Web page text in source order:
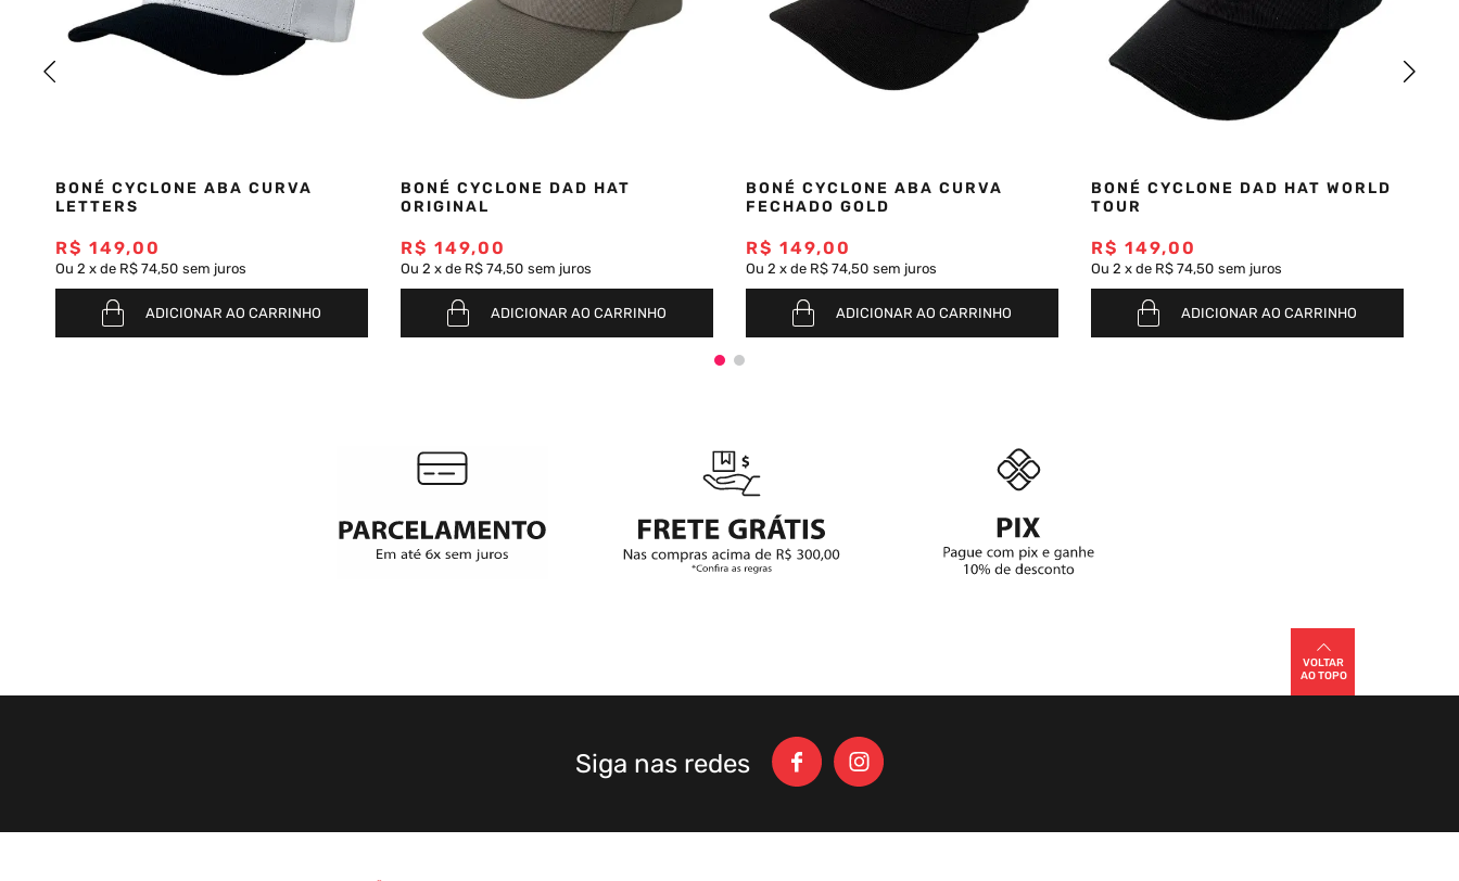
BONÉ CYCLONE ABA CURVA
LETTERS
R$ 149,00
Ou 2 x de R$ 74,50 sem juros
ADICIONAR AO CARRINHO
BONÉ CYCLONE DAD HAT
ORIGINAL
R$ 149,00
Ou 2 x de R$ 74,50 sem juros
ADICIONAR AO CARRINHO
BONÉ CYCLONE ABA CURVA
FECHADO GOLD
R$ 149,00
Ou 2 x de R$ 74,50 sem juros
ADICIONAR AO CARRINHO
BONÉ CYCLONE DAD HAT WORLD
TOUR
R$ 149,00
Ou 2 x de R$ 74,50 sem juros
ADICIONAR AO CARRINHO
VOLTAR
AO TOPO
Siga nas redes